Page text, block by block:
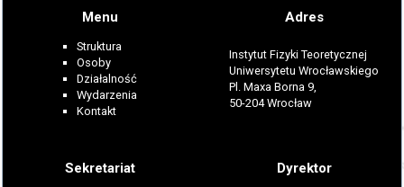
Menu
Struktura
Osoby
Działalność
Wydarzenia
Kontakt
Adres
Instytut Fizyki Teoretycznej
Uniwersytetu Wrocławskiego
Pl. Maxa Borna 9,
50-204 Wrocław
Sekretariat Dyrektor